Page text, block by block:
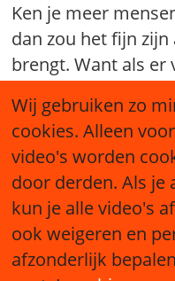
Ken je meer
dan zou het fijn
brengt. Want als er
die mee willen
Broodfonds starten.
tip een bekende
Wij gebruiken zo
cookies. Alleen
video's worden
door derden. Als je
kun je alle video's
ook weigeren en
afzonderlijk